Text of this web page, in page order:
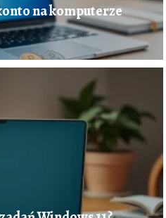
na komputerze